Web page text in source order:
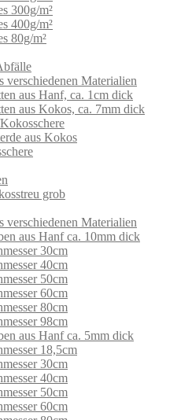
300g/m²
400g/m²
80g/m²
verschiedenen Materialien
aus Hanf, ca. 1cm dick
aus Kokos, ca. 7mm dick
aus Kokos
grob
verschiedenen Materialien
aus Hanf ca. 10mm dick
30cm
40cm
50cm
60cm
80cm
98cm
aus Hanf ca. 5mm dick
18,5cm
30cm
40cm
50cm
60cm